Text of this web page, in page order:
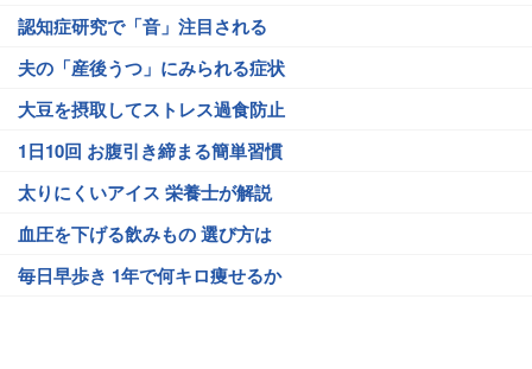
認知症研究で「音」注目される
夫の「産後うつ」にみられる症状
大豆を摂取してストレス過食防止
1日10回 お腹引き締まる簡単習慣
太りにくいアイス 栄養士が解説
血圧を下げる飲みもの 選び方は
毎日早歩き 1年で何キロ痩せるか